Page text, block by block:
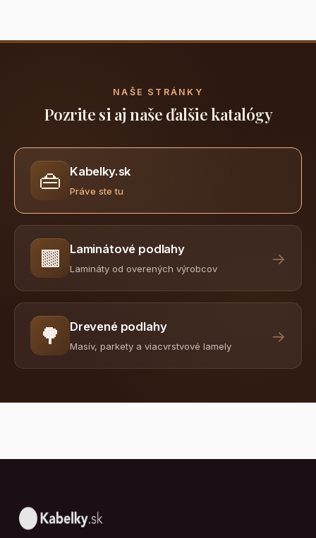
NAŠE STRÁNKY
Pozrite si aj naše ďalšie katalógy
👜 Kabelky.sk
Práve ste tu
🟫 Laminátové podlahy
Lamináty od overených výrobcov
→
🌳 Drevené podlahy
Masív, parkety a viacvrstvové lamely
→